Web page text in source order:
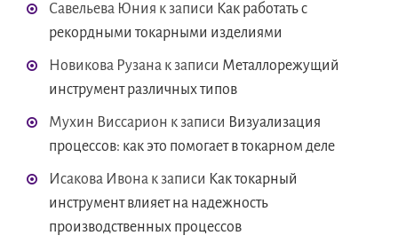
Савельева Юния к записи Как работать с
рекордными токарными изделиями
Новикова Рузана к записи Металлорежущий
инструмент различных типов
Мухин Виссарион к записи Визуализация
процессов: как это помогает в токарном деле
Исакова Ивона к записи Как токарный
инструмент влияет на надежность
производственных процессов